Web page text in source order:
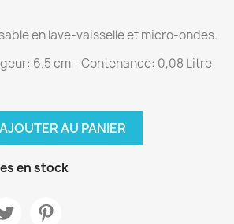
en lave-vaisselle et micro-ondes.
6.5 cm - Contenance: 0,08 Litre
AJOUTER AU PANIER
en stock